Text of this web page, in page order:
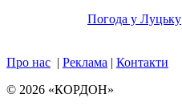
Погода у Луцьку
Про нас | Реклама | Контакти
© 2026 «КОРДОН»